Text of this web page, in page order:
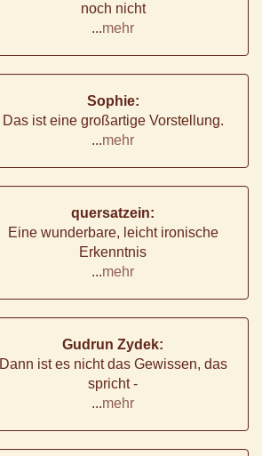
noch nicht
...mehr
Sophie:
Das ist eine großartige Vorstellung.
...mehr
quersatzein:
Eine wunderbare, leicht ironische
Erkenntnis
...mehr
Gudrun Zydek:
Dann ist es nicht das Gewissen, das
spricht -
...mehr